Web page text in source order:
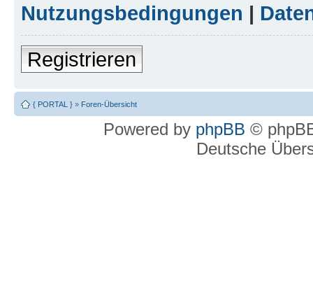
Nutzungsbedingungen |
Registrieren
{ PORTAL } » Foren-Übersicht
Powered by phpBB ©
Deutsche